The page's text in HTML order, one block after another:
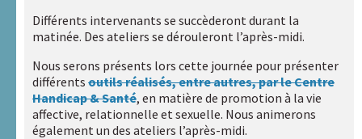
Centre de
Compléments
« Des femmes
et des
hommes »
Différents intervenants se succèderont durant la
matinée. Des ateliers se dérouleront l’après-midi.
Nous serons présents lors cette journée pour présenter
différents outils réalisés, entre autres, par le Centre
Handicap & Santé, en matière de promotion à la vie
affective, relationnelle et sexuelle. Nous animerons
également un des ateliers l’après-midi.